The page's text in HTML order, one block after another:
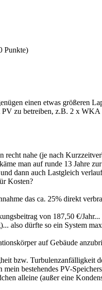
Punkte)
einen etwas größeren
zu betreiben, z.B. 2 x
recht nahe (je nach
man auf runde 13 Jahre
dann auch Lastgleich
Kosten?
das ca. 25% direkt
von 187,50 €/
also dürfte so ein System
auf Gebäude
bzw. Turbulenzanfälligkeit
bestehendes PV-
alleine (außer eine